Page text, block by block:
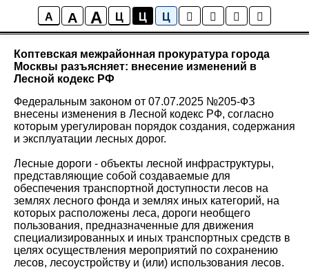
A A A Ц Ц Ц
Новости района Коптево
Коптевская межрайонная прокуратура города
Москвы разъясняет: внесение изменений в
Лесной кодекс РФ
Федеральным законом от 07.07.2025 №205-ФЗ
внесены изменения в Лесной кодекс РФ, согласно
которым урегулирован порядок создания, содержания
и эксплуатации лесных дорог.
Лесные дороги - объекты лесной инфраструктуры,
представляющие собой создаваемые для
обеспечения транспортной доступности лесов на
землях лесного фонда и землях иных категорий, на
которых расположены леса, дороги необщего
пользования, предназначенные для движения
специализированных и иных транспортных средств в
целях осуществления мероприятий по сохранению
лесов, лесоустройству и (или) использования лесов.